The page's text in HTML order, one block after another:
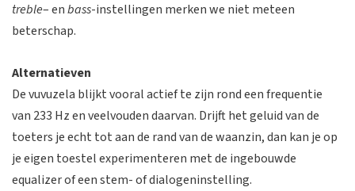
treble– enbass-instellingen merken we niet meteen
beterschap.
Alternatieven
De vuvuzela blijkt vooral actief te zijn rond een frequentie
van 233 Hz en veelvouden daarvan. Drijft het geluid van de
toeters je echt tot aan de rand van de waanzin, dan kan je op
je eigen toestel experimenteren met de ingebouwde
equalizer of een stem- of dialogeninstelling.